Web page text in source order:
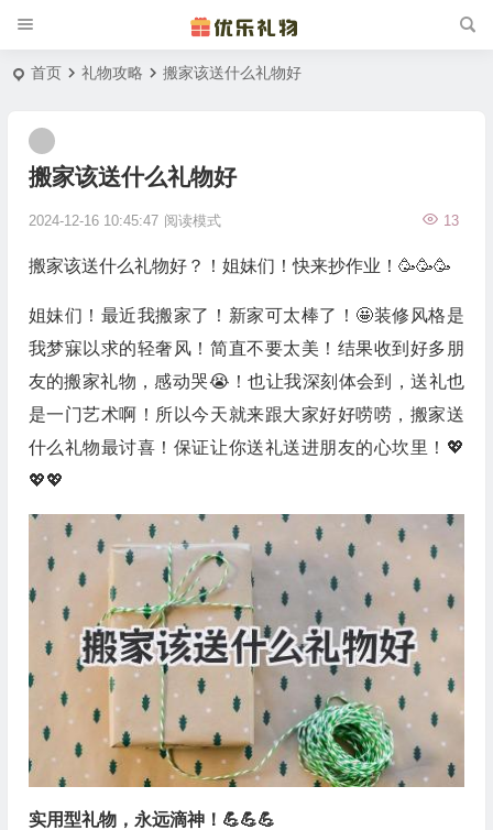
首页 礼物攻略 搬家该送什么礼物好
搬家该送什么礼物好
2024-12-16 10:45:47 13
阅读模式
搬家该送什么礼物好？！姐妹们！快来抄作业！🥳🥳🥳
姐妹们！最近我搬家了！新家可太棒了！🤩装修风格是
我梦寐以求的轻奢风！简直不要太美！结果收到好多朋
友的搬家礼物，感动哭😭！也让我深刻体会到，送礼也
是一门艺术啊！所以今天就来跟大家好好唠唠，搬家送
什么礼物最讨喜！保证让你送礼送进朋友的心坎里！💖
💖💖
实用型礼物，永远滴神！💪💪💪